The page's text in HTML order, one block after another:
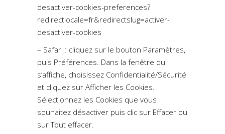
desactiver-cookies-preferences?
redirectlocale=fr&redirectslug=activer-
desactiver-cookies
– Safari : cliquez sur le bouton Paramètres,
puis Préférences. Dans la fenêtre qui
s’affiche, choisissez Confidentialité/Sécurité
et cliquez sur Afficher les Cookies.
Sélectionnez les Cookies que vous
souhaitez désactiver puis clic sur Effacer ou
sur Tout effacer.